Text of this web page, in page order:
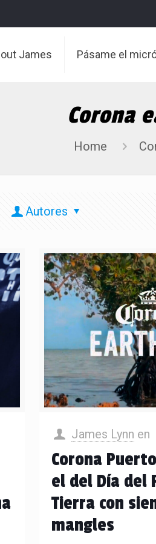
James Pásame el
Corona
Home
Autores
James Lynn en
Corona
el del Día del
Tierra con
mangles